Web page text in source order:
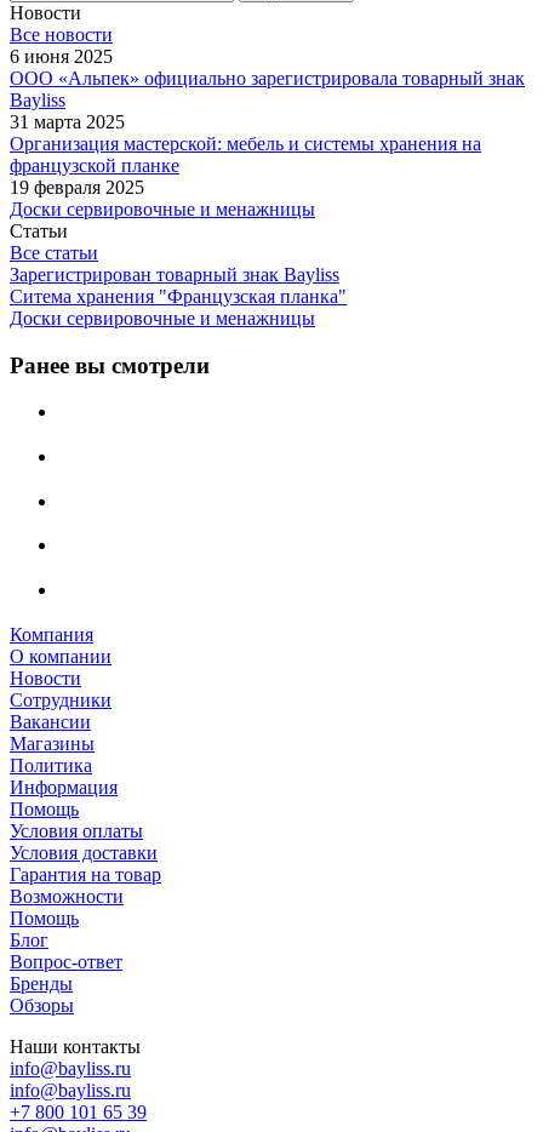
Новости
Все новости
6 июня 2025
ООО «Альпек» официально зарегистрировала товарный знак
Bayliss
31 марта 2025
Организация мастерской: мебель и системы хранения на
французской планке
19 февраля 2025
Доски сервировочные и менажницы
Статьи
Все статьи
Зарегистрирован товарный знак Bayliss
Ситема хранения "Французская планка"
Доски сервировочные и менажницы
Ранее вы смотрели
Компания
О компании
Новости
Сотрудники
Вакансии
Магазины
Политика
Информация
Помощь
Условия оплаты
Условия доставки
Гарантия на товар
Возможности
Помощь
Блог
Вопрос-ответ
Бренды
Обзоры
Наши контакты
info@bayliss.ru
info@bayliss.ru
+7 800 101 65 39